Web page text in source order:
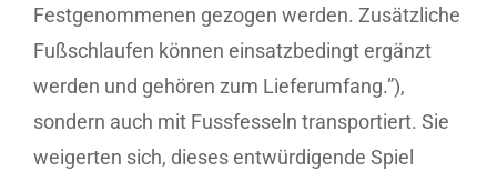
Festgenommenen gezogen werden. Zusätzliche
Fußschlaufen können einsatzbedingt ergänzt
werden und gehören zum Lieferumfang.”),
sondern auch mit Fussfesseln transportiert. Sie
weigerten sich, dieses entwürdigende Spiel